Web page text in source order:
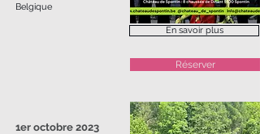
Belgique
En savoir plus
Réserver
1er octobre 2023